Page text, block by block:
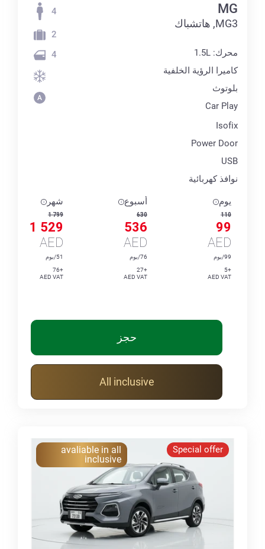
MG
MG3, هاتشباك
محرك: 1.5L
كاميرا الرؤية الخلفية
بلوتوث
Car Play
Isofix
Power Door
USB
نوافذ كهربائية
4
2
4
يوم
110
99
AED
99/يوم
+5
AED VAT
أسبوع
630
536
AED
76/يوم
+27
AED VAT
شهر
1 799
1 529
AED
51/يوم
+76
AED VAT
حجز
All inclusive
Special offer
avaliable in all
inclusive